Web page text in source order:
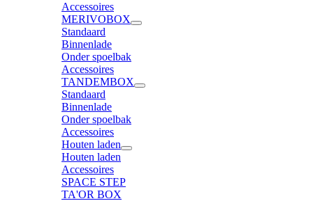
Accessoires
MERIVOBOX
Standaard
Binnenlade
Onder spoelbak
Accessoires
TANDEMBOX
Standaard
Binnenlade
Onder spoelbak
Accessoires
Houten laden
Houten laden
Accessoires
SPACE STEP
TA'OR BOX